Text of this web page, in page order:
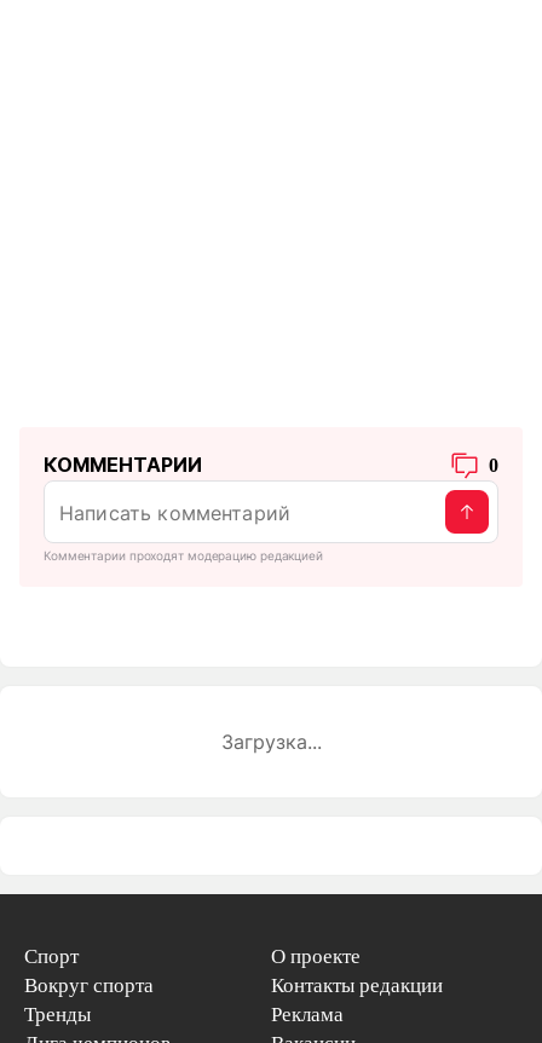
КОММЕНТАРИИ 0
Комментарии проходят модерацию редакцией
Загрузка...
Спорт
Вокруг спорта
Тренды
О проекте
Контакты редакции
Реклама